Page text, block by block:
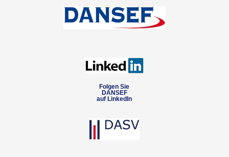
Folgen Sie
DANSEF
auf LinkedIn